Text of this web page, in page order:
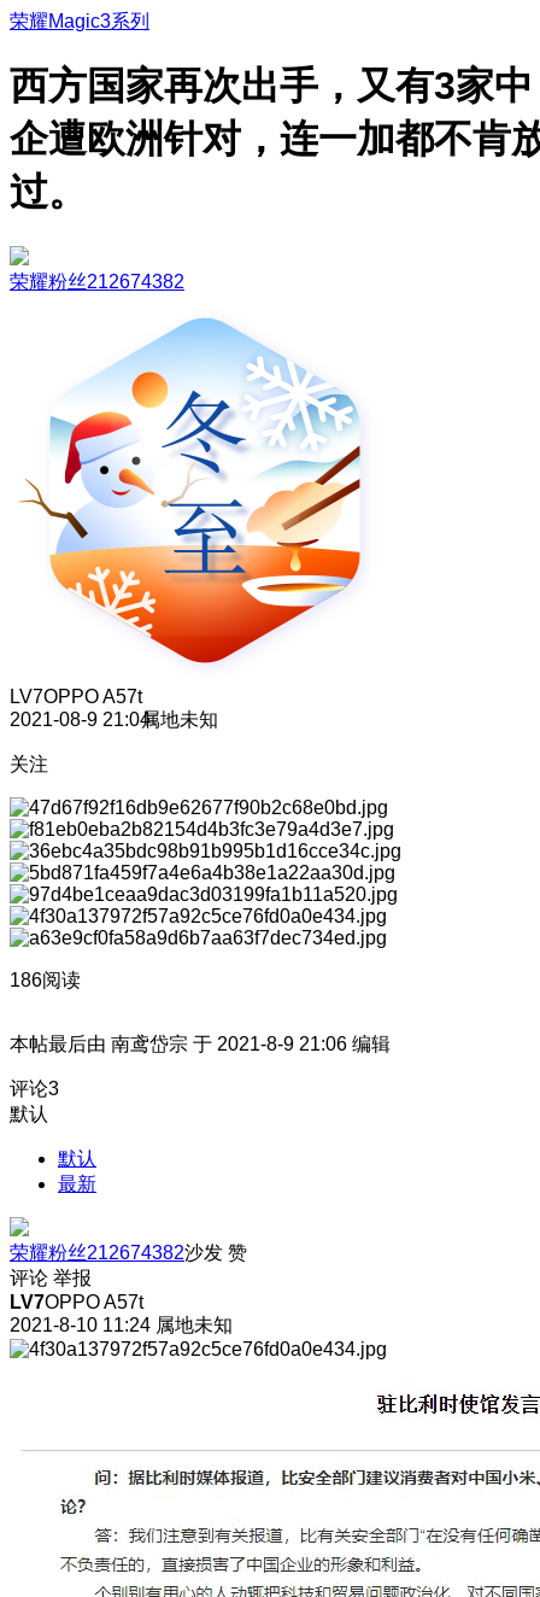
荣耀Magic3系列
西方国家再次出手，又有3家中
企遭欧洲针对，连一加都不肯
过。
荣耀粉丝212674382
LV7OPPO A57t
2021-08-9 21:04属地未知
关注
186阅读
本帖最后由 南鸢岱宗 于 2021-8-9 21:06 编辑
评论3
默认
默认
最新
荣耀粉丝212674382沙发 赞
评论 举报
LV7OPPO A57t
2021-8-10 11:24 属地未知